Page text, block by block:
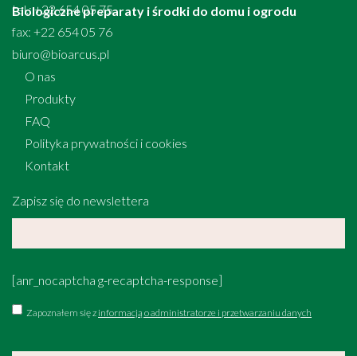
Biologiczne preparaty i środki do domu i ogrodu
tel.: +22 654 05 75
fax: +22 654 05 76
biuro@bioarcus.pl
O nas
Produkty
FAQ
Polityka prywatności i cookies
Kontakt
Zapisz się do newslettera
[anr_nocaptcha g-recaptcha-response]
Zapoznałem się z informacją o administratorze i przetwarzaniu danych